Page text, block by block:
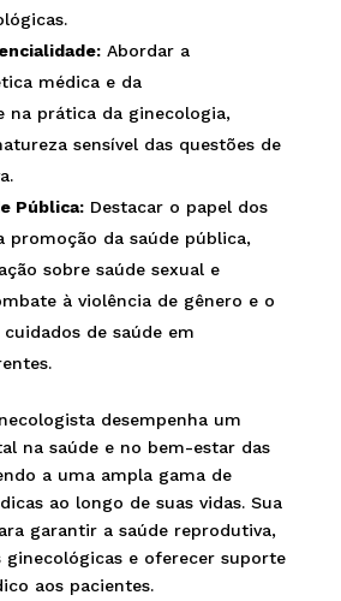
Abordar a
médica e da
na prática da ginecologia,
sensível das questões de
Pública:Destacar o papel dos
promoção da saúde pública,
sobre saúde sexual e
à violência de gênero e o
de saúde em
desempenha um
na saúde e no bem-estar das
a uma ampla gama de
ao longo de suas vidas. Sua
garantir a saúde reprodutiva,
ginecológicas e oferecer suporte
aos pacientes.